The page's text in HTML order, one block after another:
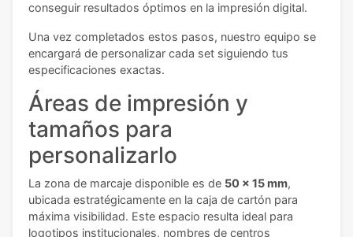
conseguir resultados óptimos en la impresión digital.
Una vez completados estos pasos, nuestro equipo se
encargará de personalizar cada set siguiendo tus
especificaciones exactas.
Áreas de impresión y
tamaños para
personalizarlo
La zona de marcaje disponible es de 50 x 15 mm,
ubicada estratégicamente en la caja de cartón para
máxima visibilidad. Este espacio resulta ideal para
logotipos institucionales, nombres de centros